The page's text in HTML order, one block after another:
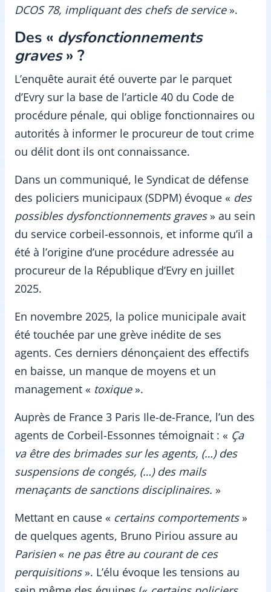
DCOS 78, impliquant des chefs de service».
Des « dysfonctionnements
graves» ?
L’enquête aurait été ouverte par le parquet
d’Evry sur la base de l’article 40 du Code de
procédure pénale, qui oblige fonctionnaires ou
autorités à informer le procureur de tout crime
ou délit dont ils ont connaissance.
Dans un communiqué, le Syndicat de défense
des policiers municipaux (SDPM) évoque « des
possibles dysfonctionnements graves» au sein
du service corbeil-essonnois, et informe qu’il a
été à l’origine d’une procédure adressée au
procureur de la République d’Evry en juillet
2025.
En novembre 2025, la police municipale avait
été touchée par une grève inédite de ses
agents. Ces derniers dénonçaient des effectifs
en baisse, un manque de moyens et un
management « toxique».
Auprès de France 3 Paris Ile-de-France, l’un des
agents de Corbeil-Essonnes témoignait : « Ça
va être des brimades sur les agents, (…) des
suspensions de congés, (…) des mails
menaçants de sanctions disciplinaires. »
Mettant en cause « certains comportements»
de quelques agents, Bruno Piriou assure au
Parisien« ne pas être au courant de ces
perquisitions». L’élu évoque les tensions au